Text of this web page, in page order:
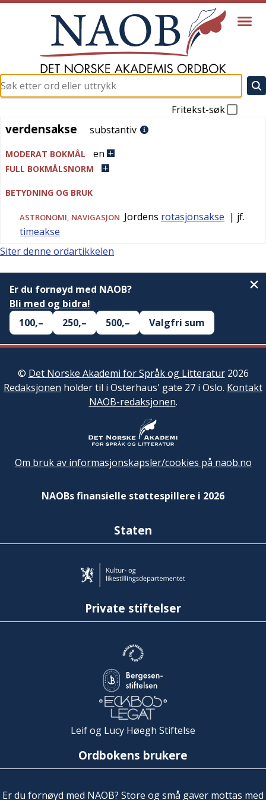
Fritekst-søk
verdensakse
verdensakse substantiv
MODERAT BOKMÅL en
FULL BOKMÅLSNORM
BETYDNING OG BRUK
ASTRONOMI, NAVIGASJON Jordens rotasjonsakse | jf.
timeakse
Siter denne ordartikkelen
Er du fornøyd med NAOB?
Bli med og bidra!
100,–
250,– 500,– Valgfri sum
© Det Norske Akademi for Språk og Litteratur2026
Redaksjonen holder til i Osterhaus' gate 27 i Oslo. Kontakt
NAOB-redaksjonen.
Om bruk av informasjonskapsler/cookies på naob.no
NAOBs finansielle støttespillere i 2026
Staten
Private stiftelser
Leif og Lucy Høegh Stiftelse
Ordbokens brukere
Er du fornøyd med NAOB? Store og små gaver mottas med